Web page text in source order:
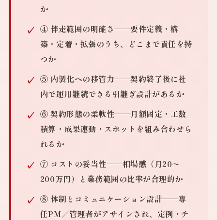
か
④ 伴走範囲の明確さ——要件定義・構
築・定着・拡張のうち、どこまで責任を持
つか
⑤ 内製化への移管力——契約終了後に社
内で運用継続できる引継ぎ設計があるか
⑥ 契約形態の柔軟性——月額固定・工数
積算・成果連動・スポットを組み合わせら
れるか
⑦ コストの妥当性——相場感（月20〜
200万円）と業務範囲の比率が合理的か
⑧ 体制とコミュニケーション設計——専
任PM／管理者がアサインされ、定例・チ